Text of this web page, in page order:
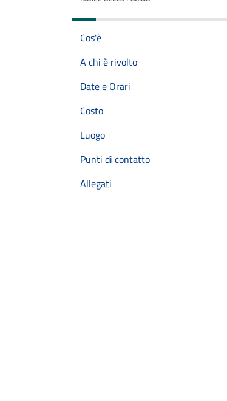
Cos'è
A chi è rivolto
Date e Orari
Costo
Luogo
Punti di contatto
Allegati